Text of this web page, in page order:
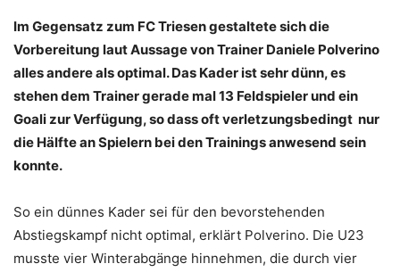
Im Gegensatz zum FC Triesen gestaltete sich die
Vorbereitung laut Aussage von Trainer Daniele Polverino
alles andere als optimal. Das Kader ist sehr dünn, es
stehen dem Trainer gerade mal 13 Feldspieler und ein
Goali zur Verfügung, so dass oft verletzungsbedingt nur
die Hälfte an Spielern bei den Trainings anwesend sein
konnte.
So ein dünnes Kader sei für den bevorstehenden
Abstiegskampf nicht optimal, erklärt Polverino. Die U23
musste vier Winterabgänge hinnehmen, die durch vier